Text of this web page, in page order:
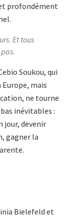
profondément
Et tous
Soukou, qui
Europe, mais
ne tourne
inévitables :
jour, devenir
gagner la
Bielefeld et